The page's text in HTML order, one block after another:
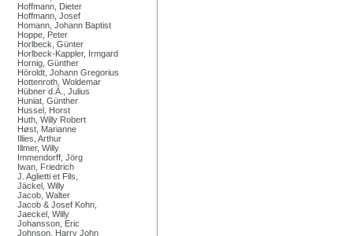
Hoffmann, Dieter
Hoffmann, Josef
Homann, Johann Baptist
Hoppe, Peter
Horlbeck, Günter
Horlbeck-Kappler, Irmgard
Hornig, Günther
Höroldt, Johann Gregorius
Hottenroth, Woldemar
Hübner d.Ä., Julius
Huniat, Günther
Hussel, Horst
Huth, Willy Robert
Høst, Marianne
Illies, Arthur
Illmer, Willy
Immendorff, Jörg
Iwan, Friedrich
J. Aglietti et Fils,
Jäckel, Willy
Jacob, Walter
Jacob & Josef Kohn,
Jaeckel, Willy
Johansson, Eric
Johnson, Harry John